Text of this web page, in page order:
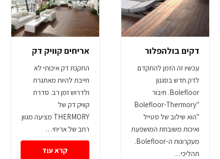
דקים בולהפלור
עכשיו זה הזמן להתקדם
לדק חדש בסגנון
Bolefloor. חיבור
"Bolefloor-Thermory
"הוא שילוב של סטייל
ואיכות משובחת המושפעת
מעקרונות ה-Bolefloor.
תהליכי…
אריחים קוויק דק
התקנת דק איכותי לא
חייבת להיות מאתגרת
ולדרוש זמן רב. סדרת
קוויק דק של
THERMORY מציעה מגוון
רחב של אריחי…
קרא עוד